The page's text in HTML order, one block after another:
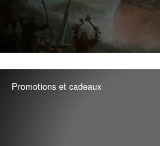
Promotions et cadeaux